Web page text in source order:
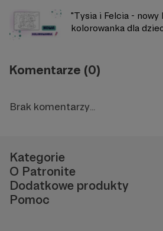
"Tysia i Felcia - nowy
kolorowanka dla
Komentarze (0)
Brak komentarzy...
Kategorie
O Patronite
Dodatkowe produkty
Pomoc